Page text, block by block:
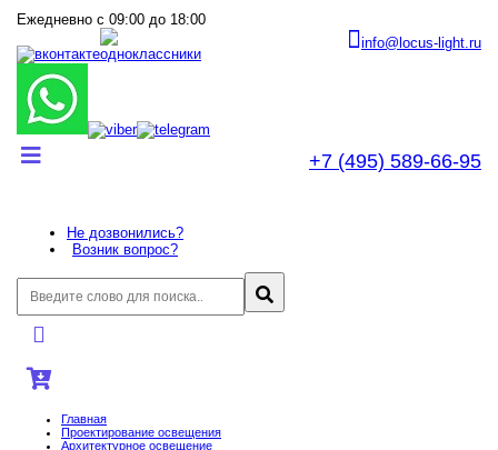
Ежедневно с 09:00 до 18:00
info@locus-light.ru
+7 (495) 589-66-95
Не дозвонились?
Возник вопрос?
Главная
Проектирование освещения
Архитектурное освещение